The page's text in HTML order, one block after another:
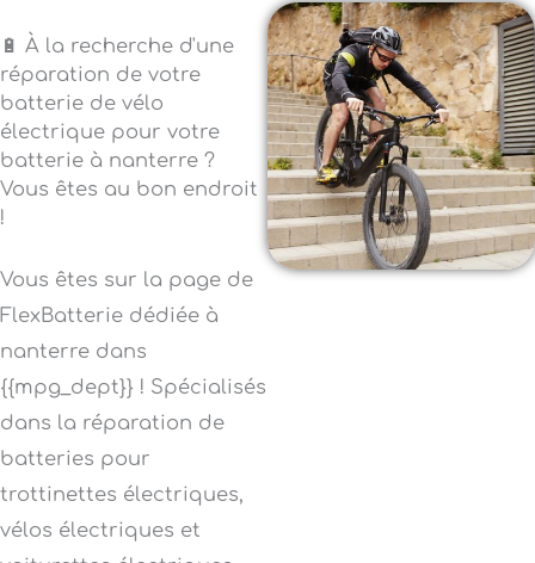
🔋 À la recherche d'une
réparation de votre
batterie de vélo
électrique pour votre
batterie à nanterre ?
Vous êtes au bon endroit
!
Vous êtes sur la page de
FlexBatterie dédiée à
nanterre dans
{{mpg_dept}} ! Spécialisés
dans la réparation de
batteries pour
trottinettes électriques,
vélos électriques et